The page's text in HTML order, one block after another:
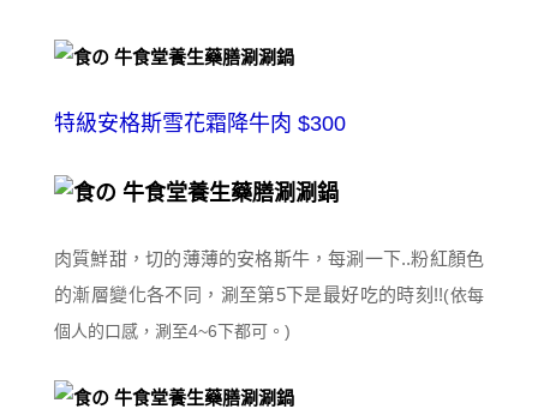
特級安格斯雪花霜降牛肉 $300
肉質鮮甜，切的薄薄的安格斯牛，每涮一下..粉紅顏色
的漸層變化各不同，涮至第5下是最好吃的時刻!!(依每
個人的口感，涮至4~6下都可。)